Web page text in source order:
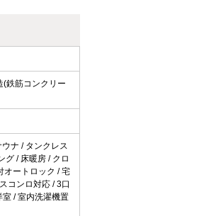
(鉄筋コンクリー
ナ / タンクレス
グ / 床暖房 / クロ
オートロック / 宅
コンロ対応 / 3口
/ 室内洗濯機置